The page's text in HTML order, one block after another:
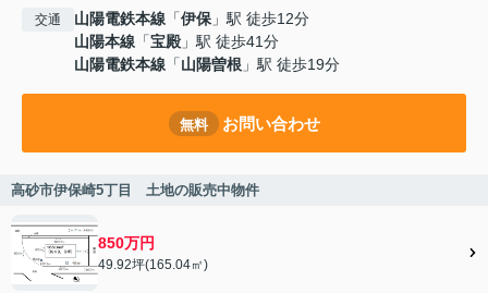
交通 山陽電鉄本線 「伊保」駅 徒歩12分
山陽本線 「宝殿 」駅 徒歩41分
山陽電鉄本線 「山陽曽根 」駅 徒歩19分
無料 お問い合わせ
高砂市伊保崎5丁目 土地の販売中物件
850万円
49.92坪(165.04㎡)